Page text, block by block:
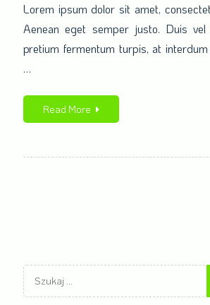
feugiat
nunc
Lorem ipsum dolor sit amet,
Aenean eget semper justo. Duis
pretium fermentum turpis, at
…
Read More
Szukaj: